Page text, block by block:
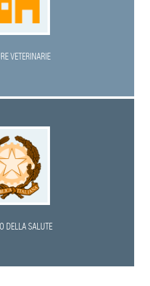
VETERINARIE
DELLA SALUTE